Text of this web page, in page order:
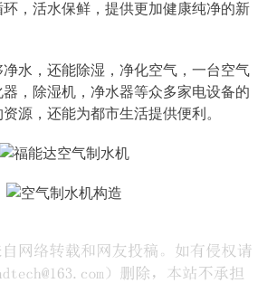
，活水保鲜，提供更加健康纯净的新
水，还能除湿，净化空气，一台空气
，除湿机，净水器等众多家电设备的
源，还能为都市生活提供便利。